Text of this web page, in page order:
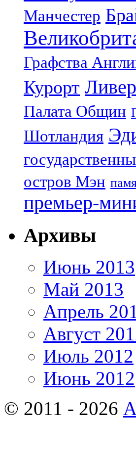
Манчестер
Графства
Курорт
Палата Общин
Шотландия
остров Мэн
премьер-
Архивы
Июнь 2013
Май 2013
Апрель
Август
Июль 2012
Июнь 2012
© 2011 - 2026